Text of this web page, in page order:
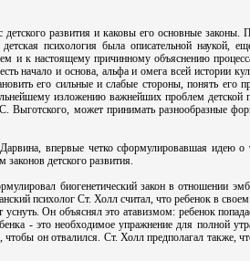
развития и каковы его основные законы.
психология была описательной наукой,
и к настоящему причинному объяснению
начало и основа, альфа и омега всей истории
его сильные и слабые стороны, понять его
изложению важнейших проблем детской
может принимать разнообразные
впервые четко сформулировавшая идею о
детского развития.
биогенетический закон в отношении
психолог Ст. Холл считал, что ребенок в
Он объяснял это атавизмом: ребенок
- это необходимое упражнение для полной
он отвалился. Ст. Холл предполагал также,